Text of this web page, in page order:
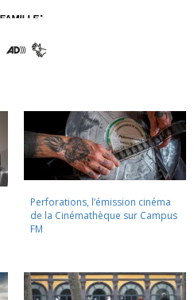
Perforations, l’émission cinéma
de la Cinémathèque sur Campus
FM